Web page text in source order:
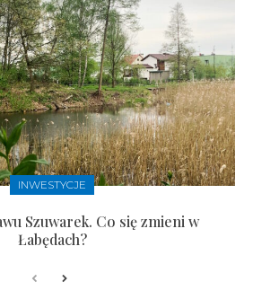
INWESTYCJE
Szuwarek. Co się zmieni w
Łabędach?